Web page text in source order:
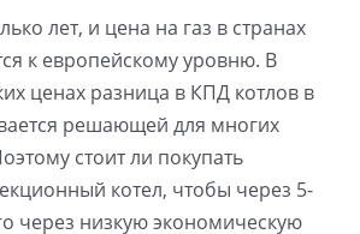
лет, и цена на газ в странах
к европейскому уровню. В
ценах разница в КПД котлов в
решающей для многих
стоит ли покупать
котел, чтобы через 5-
через низкую экономическую